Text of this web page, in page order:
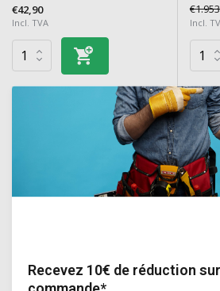
€42,90
Incl. TVA Incl.
Enduit décoratif ou crépi comme
Tissu
Recevez 10€ de réduction